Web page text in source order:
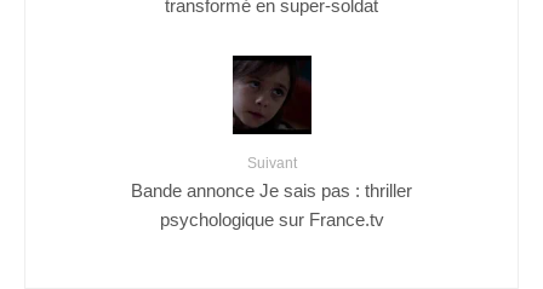
Suivant
Bande annonce Je sais pas : thriller
psychologique sur France.tv